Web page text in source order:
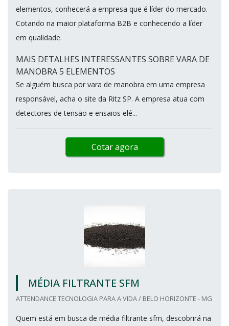
elementos, conhecerá a empresa que é líder do mercado.
Cotando na maior plataforma B2B e conhecendo a líder
em qualidade.
MAIS DETALHES INTERESSANTES SOBRE VARA DE
MANOBRA 5 ELEMENTOS
Se alguém busca por vara de manobra em uma empresa
responsável, acha o site da Ritz SP. A empresa atua com
detectores de tensão e ensaios elé...
Cotar agora
MÉDIA FILTRANTE SFM
ATTENDANCE TECNOLOGIA PARA A VIDA / BELO HORIZONTE - MG
Quem está em busca de média filtrante sfm, descobrirá na